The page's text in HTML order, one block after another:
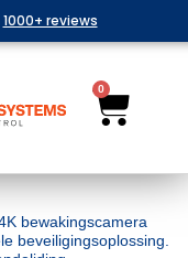
1000+ reviews
0